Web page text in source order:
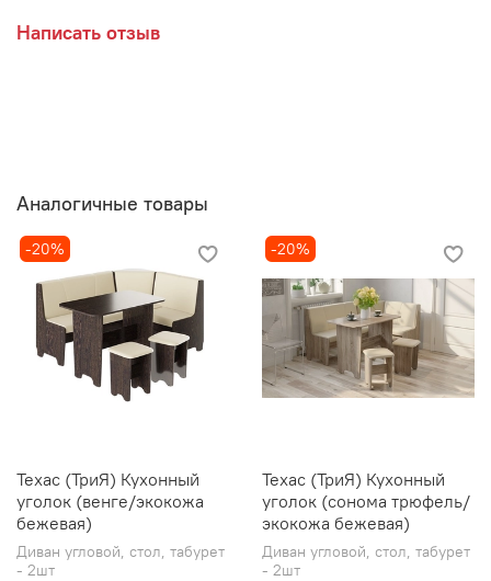
Написать отзыв
Аналогичные товары
-20%
Техас (ТриЯ) Кухонный
уголок (венге/экокожа
бежевая)
Диван угловой, стол, табурет
- 2шт
-20%
Техас (ТриЯ) Кухонный
уголок (сонома трюфель/
экокожа бежевая)
Диван угловой, стол, табурет
- 2шт